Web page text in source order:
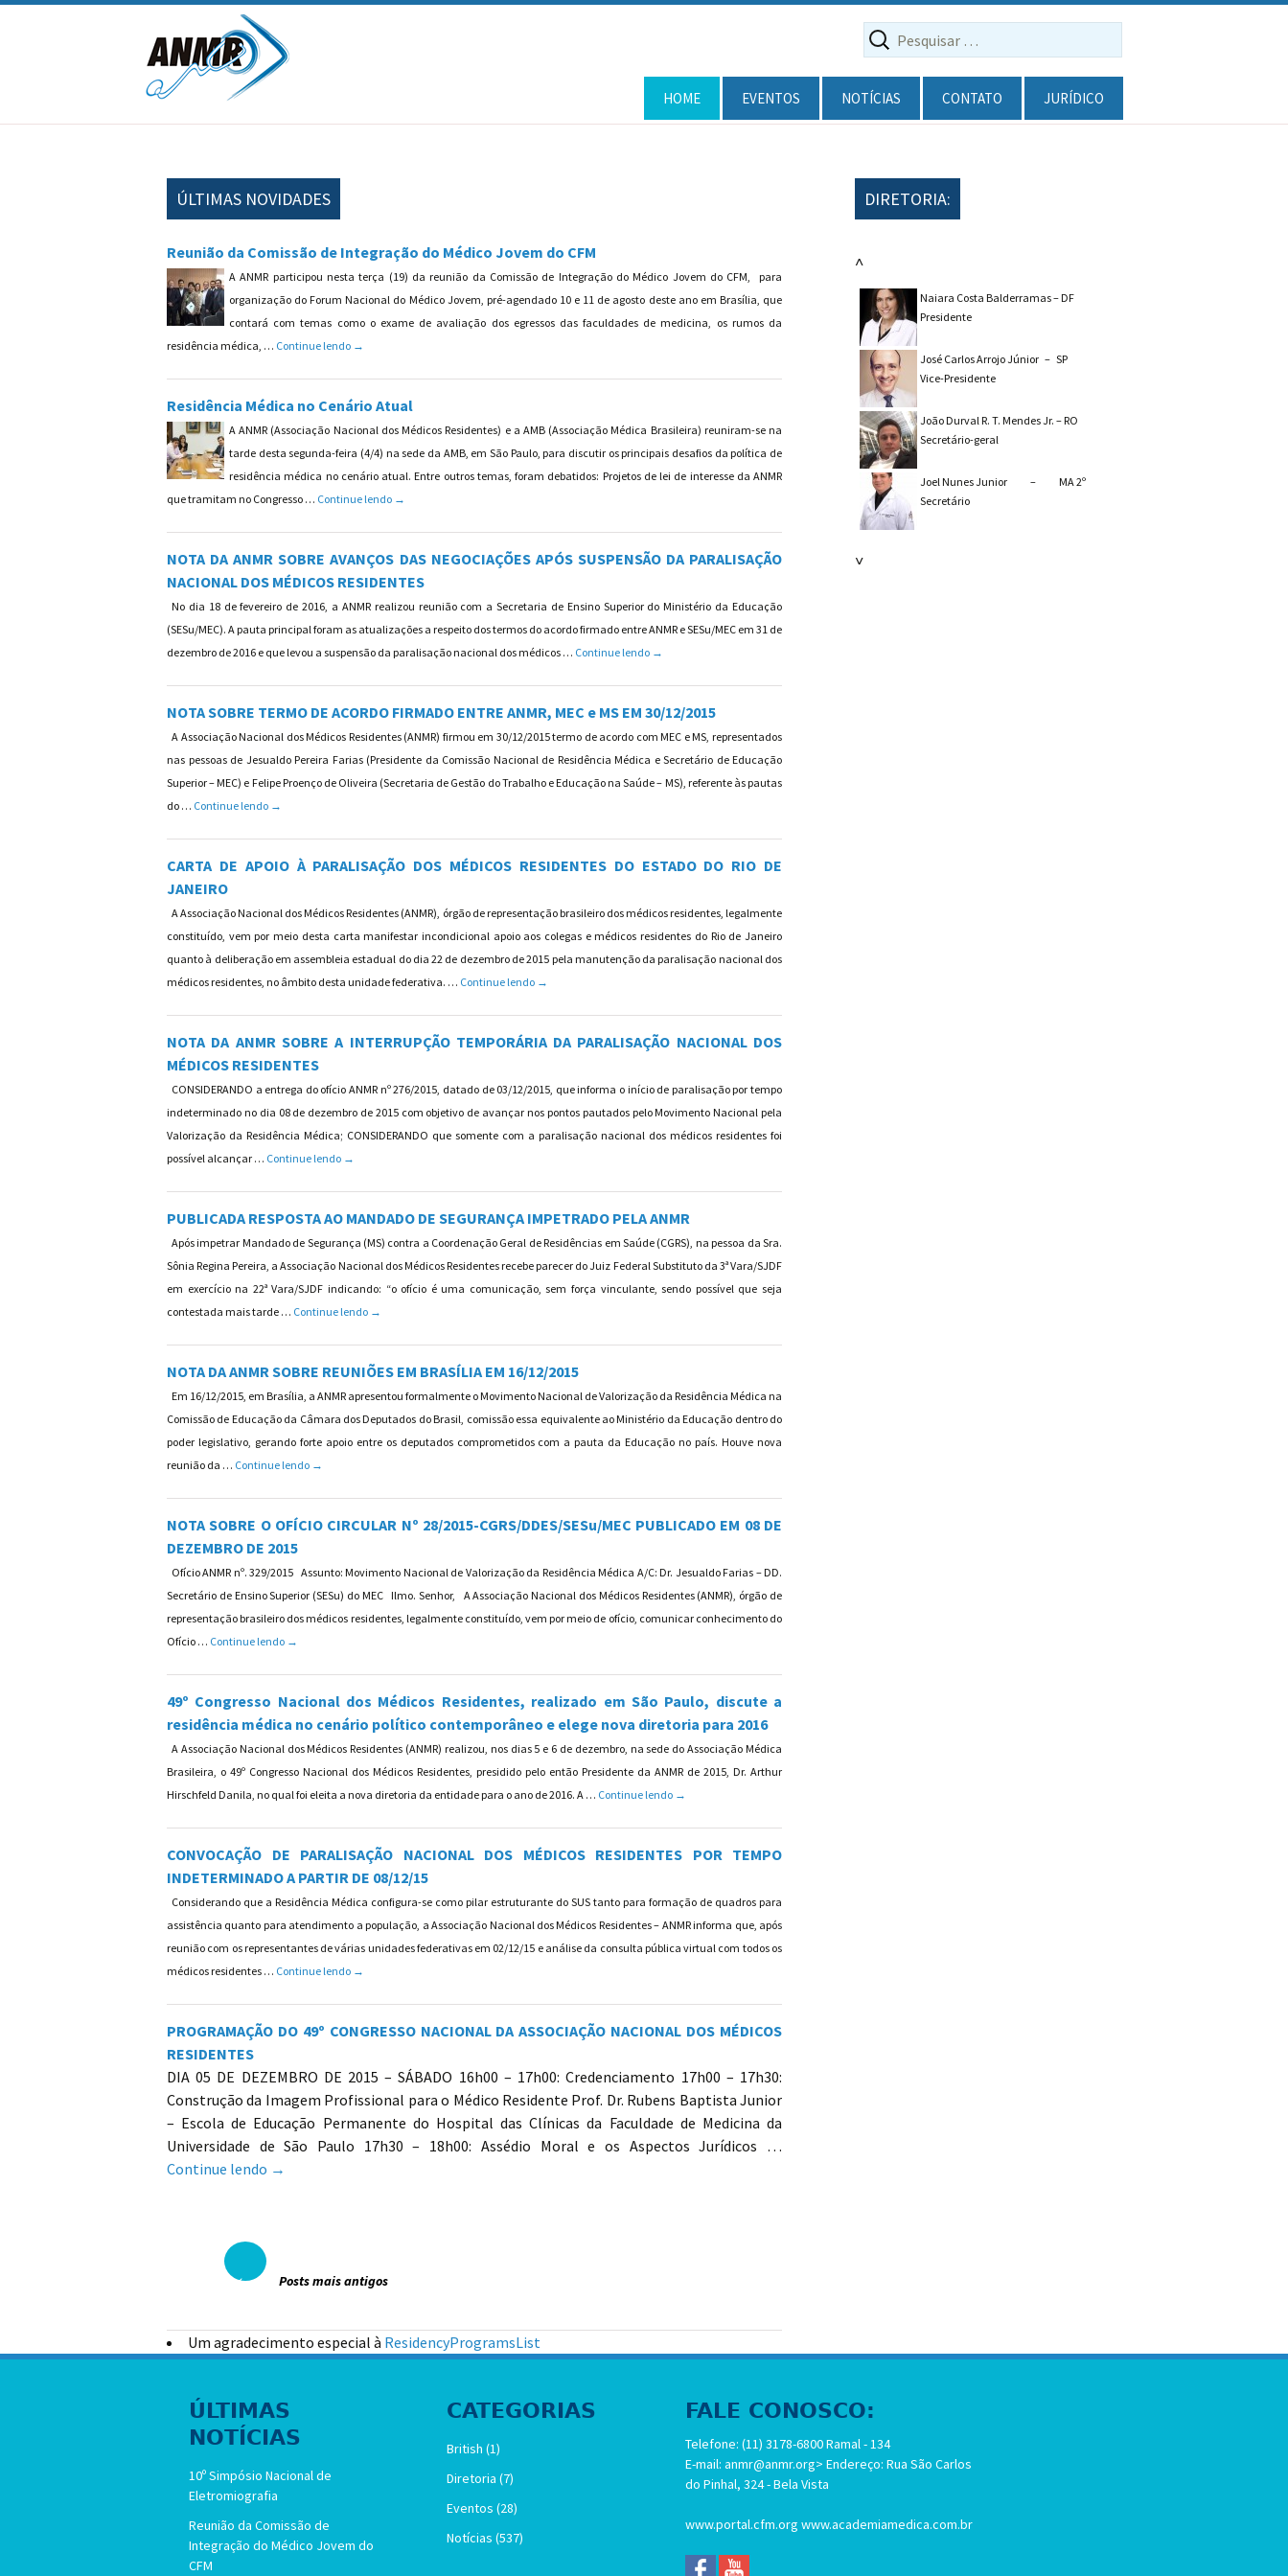
Pular para o conteúdo
HOME EVENTOS NOTÍCIAS CONTATO JURÍDICO
ÚLTIMAS NOVIDADES
Reunião da Comissão de Integração do Médico Jovem do CFM
A ANMR participou nesta terça (19) da reunião da Comissão de Integração do Médico Jovem do CFM, para
organização do Forum Nacional do Médico Jovem, pré-agendado 10 e 11 de agosto deste ano em Brasília, que
contará com temas como o exame de avaliação dos egressos das faculdades de medicina, os rumos da
residência médica, … Continue lendo
Reunião da Comissão de Integração do Médico Jovem do CFM
→
Residência Médica no Cenário Atual
A ANMR (Associação Nacional dos Médicos Residentes) e a AMB (Associação Médica Brasileira) reuniram-se na
tarde desta segunda-feira (4/4) na sede da AMB, em São Paulo, para discutir os principais desafios da política de
residência médica no cenário atual. Entre outros temas, foram debatidos: Projetos de lei de interesse da ANMR
que tramitam no Congresso … Continue lendo
Residência Médica no Cenário Atual
→
NOTA DA ANMR SOBRE AVANÇOS DAS NEGOCIAÇÕES APÓS SUSPENSÃO DA PARALISAÇÃO
NACIONAL DOS MÉDICOS RESIDENTES
No dia 18 de fevereiro de 2016, a ANMR realizou reunião com a Secretaria de Ensino Superior do Ministério da Educação
(SESu/MEC). A pauta principal foram as atualizações a respeito dos termos do acordo firmado entre ANMR e SESu/MEC em 31 de
dezembro de 2016 e que levou a suspensão da paralisação nacional dos médicos … Continue lendo
NOTA DA ANMR SOBRE AVANÇOS DAS NEGOCIAÇÕES APÓS SUSPENSÃO DA PARALISAÇÃO NACIONAL DOS MÉDICOS RESIDENTES
→
NOTA SOBRE TERMO DE ACORDO FIRMADO ENTRE ANMR, MEC e MS EM 30/12/2015
A Associação Nacional dos Médicos Residentes (ANMR) firmou em 30/12/2015 termo de acordo com MEC e MS, representados
nas pessoas de Jesualdo Pereira Farias (Presidente da Comissão Nacional de Residência Médica e Secretário de Educação
Superior – MEC) e Felipe Proenço de Oliveira (Secretaria de Gestão do Trabalho e Educação na Saúde – MS), referente às pautas
do … Continue lendo
NOTA SOBRE TERMO DE ACORDO FIRMADO ENTRE ANMR, MEC e MS EM 30/12/2015
→
CARTA DE APOIO À PARALISAÇÃO DOS MÉDICOS RESIDENTES DO ESTADO DO RIO DE
JANEIRO
A Associação Nacional dos Médicos Residentes (ANMR), órgão de representação brasileiro dos médicos residentes, legalmente
constituído, vem por meio desta carta manifestar incondicional apoio aos colegas e médicos residentes do Rio de Janeiro
quanto à deliberação em assembleia estadual do dia 22 de dezembro de 2015 pela manutenção da paralisação nacional dos
médicos residentes, no âmbito desta unidade federativa. … Continue lendo
CARTA DE APOIO À PARALISAÇÃO DOS MÉDICOS RESIDENTES DO ESTADO DO RIO DE JANEIRO
→
NOTA DA ANMR SOBRE A INTERRUPÇÃO TEMPORÁRIA DA PARALISAÇÃO NACIONAL DOS
MÉDICOS RESIDENTES
CONSIDERANDO a entrega do ofício ANMR nº 276/2015, datado de 03/12/2015, que informa o início de paralisação por tempo
indeterminado no dia 08 de dezembro de 2015 com objetivo de avançar nos pontos pautados pelo Movimento Nacional pela
Valorização da Residência Médica; CONSIDERANDO que somente com a paralisação nacional dos médicos residentes foi
possível alcançar … Continue lendo
NOTA DA ANMR SOBRE A INTERRUPÇÃO TEMPORÁRIA DA PARALISAÇÃO NACIONAL DOS MÉDICOS RESIDENTES
→
PUBLICADA RESPOSTA AO MANDADO DE SEGURANÇA IMPETRADO PELA ANMR
Após impetrar Mandado de Segurança (MS) contra a Coordenação Geral de Residências em Saúde (CGRS), na pessoa da Sra.
Sônia Regina Pereira, a Associação Nacional dos Médicos Residentes recebe parecer do Juiz Federal Substituto da 3ª Vara/SJDF
em exercício na 22ª Vara/SJDF indicando: “o ofício é uma comunicação, sem força vinculante, sendo possível que seja
contestada mais tarde … Continue lendo
PUBLICADA RESPOSTA AO MANDADO DE SEGURANÇA IMPETRADO PELA ANMR
→
NOTA DA ANMR SOBRE REUNIÕES EM BRASÍLIA EM 16/12/2015
Em 16/12/2015, em Brasília, a ANMR apresentou formalmente o Movimento Nacional de Valorização da Residência Médica na
Comissão de Educação da Câmara dos Deputados do Brasil, comissão essa equivalente ao Ministério da Educação dentro do
poder legislativo, gerando forte apoio entre os deputados comprometidos com a pauta da Educação no país. Houve nova
reunião da … Continue lendo
NOTA DA ANMR SOBRE REUNIÕES EM BRASÍLIA EM 16/12/2015
→
NOTA SOBRE O OFÍCIO CIRCULAR Nº 28/2015-CGRS/DDES/SESu/MEC PUBLICADO EM 08 DE
DEZEMBRO DE 2015
Ofício ANMR nº. 329/2015 Assunto: Movimento Nacional de Valorização da Residência Médica A/C: Dr. Jesualdo Farias – DD.
Secretário de Ensino Superior (SESu) do MEC Ilmo. Senhor, A Associação Nacional dos Médicos Residentes (ANMR), órgão de
representação brasileiro dos médicos residentes, legalmente constituído, vem por meio de ofício, comunicar conhecimento do
Ofício … Continue lendo
NOTA SOBRE O OFÍCIO CIRCULAR Nº 28/2015-CGRS/DDES/SESu/MEC PUBLICADO EM 08 DE DEZEMBRO DE 2015
→
49º Congresso Nacional dos Médicos Residentes, realizado em São Paulo, discute a
residência médica no cenário político contemporâneo e elege nova diretoria para 2016
A Associação Nacional dos Médicos Residentes (ANMR) realizou, nos dias 5 e 6 de dezembro, na sede do Associação Médica
Brasileira, o 49º Congresso Nacional dos Médicos Residentes, presidido pelo então Presidente da ANMR de 2015, Dr. Arthur
Hirschfeld Danila, no qual foi eleita a nova diretoria da entidade para o ano de 2016. A … Continue lendo
49º Congresso Nacional dos Médicos Residentes, realizado em São Paulo, discute a residência médica no cenário político
→
CONVOCAÇÃO DE PARALISAÇÃO NACIONAL DOS MÉDICOS RESIDENTES POR TEMPO
INDETERMINADO A PARTIR DE 08/12/15
Considerando que a Residência Médica configura-se como pilar estruturante do SUS tanto para formação de quadros para
assistência quanto para atendimento a população, a Associação Nacional dos Médicos Residentes – ANMR informa que, após
reunião com os representantes de várias unidades federativas em 02/12/15 e análise da consulta pública virtual com todos os
médicos residentes … Continue lendo
CONVOCAÇÃO DE PARALISAÇÃO NACIONAL DOS MÉDICOS RESIDENTES POR TEMPO INDETERMINADO A PARTIR DE 08/12/15
→
PROGRAMAÇÃO DO 49º CONGRESSO NACIONAL DA ASSOCIAÇÃO NACIONAL DOS MÉDICOS
RESIDENTES
DIA 05 DE DEZEMBRO DE 2015 – SÁBADO 16h00 – 17h00: Credenciamento 17h00 – 17h30:
Construção da Imagem Profissional para o Médico Residente Prof. Dr. Rubens Baptista Junior
– Escola de Educação Permanente do Hospital das Clínicas da Faculdade de Medicina da
Universidade de São Paulo 17h30 – 18h00: Assédio Moral e os Aspectos Jurídicos …
Continue lendo PROGRAMAÇÃO DO 49º CONGRESSO NACIONAL DA ASSOCIAÇÃO NACIONAL DOS MÉDICOS RESIDENTES
→
Navegação por posts
← Posts mais antigos
Um agradecimento especial à ResidencyProgramsList
DIRETORIA:
˄
Naiara Costa Balderramas – DF
Presidente
José Carlos Arrojo Júnior – SP
Vice-Presidente
João Durval R. T. Mendes Jr. – RO
Secretário-geral
Joel Nunes Junior – MA 2º
Secretário
˅
ÚLTIMAS
NOTÍCIAS
10º Simpósio Nacional de
Eletromiografia
Reunião da Comissão de
Integração do Médico Jovem do
CFM
CATEGORIAS
British (1)
Diretoria (7)
Eventos (28)
Notícias (537)
FALE CONOSCO:
Telefone: (11) 3178-6800 Ramal - 134
E-mail: anmr@anmr.org> Endereço: Rua São Carlos
do Pinhal, 324 - Bela Vista
www.portal.cfm.org www.academiamedica.com.br